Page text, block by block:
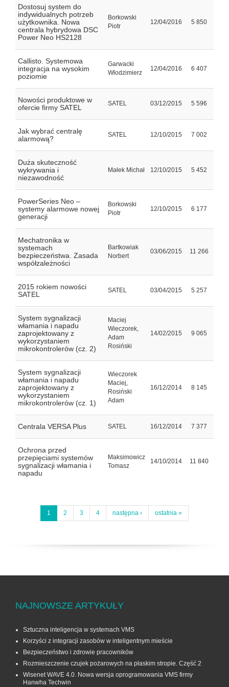
Dostosuj system do
indywidualnych potrzeb
użytkownika. Nowa
centrala hybrydowa DSC
Power Neo HS2128
Borkowski
Piotr
12/04/2016 5 850
Callisto. Systemowa
integracja na wysokim
poziomie
Garwacki
Włodzimierz
12/04/2016 6 407
Nowości produktowe w
ofercie firmy SATEL
SATEL 03/12/2015 5 596
Jak wybrać centralę
alarmową?
SATEL 12/10/2015 7 002
Duża skuteczność
wykrywania i
niezawodność
Małek Michał 12/10/2015 5 452
PowerSeries Neo –
systemy alarmowe nowej
generacji
Borkowski
Piotr
12/10/2015 6 177
Mechatronika w
systemach
bezpieczeństwa. Zasada
współzależności
Bartkowiak
Norbert
03/06/2015 11 266
2015 rokiem nowości
SATEL
SATEL 03/04/2015 5 257
System sygnalizacji
włamania i napadu
zaprojektowany z
wykorzystaniem
mikrokontrolerów (cz. 2)
Maciej
Wieczorek,
Adam
Rosiński
14/02/2015 9 065
System sygnalizacji
włamania i napadu
zaprojektowany z
wykorzystaniem
mikrokontrolerów (cz. 1)
Wieczorek
Maciej,
Rosiński
Adam
16/12/2014 8 145
Centrala VERSA Plus SATEL 16/12/2014 7 377
Ochrona przed
przepięciami systemów
sygnalizacji włamania i
napadu
Maksimowicz
Tomasz
14/10/2014 11 840
1 2 3 4 następna › ostatnia »
NAJNOWSZE ARTYKUŁY
Sztuczna inteligencja w systemach VMS
Korzyści z integracji zasobów w inteligentnym mieście
Bezpieczeństwo i zdrowie pracowników
Rozmieszczenie czujek pożarowych na płaskim stropie. Część 2
Wisenet WAVE 4.0. Nowa wersja oprogramowania VMS firmy
Hanwha Techwin